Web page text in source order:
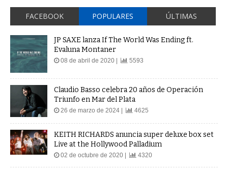
FACEBOOK POPULARES ÚLTIMAS
Evaluna Montaner
08 de abril de 2020 |
Claudio Basso celebra 20 años de Operación
Triunfo en Mar del Plata
26 de marzo de 2024 | 4625
KEITH RICHARDS anuncia super deluxe box set
Live at the Hollywood Palladium
02 de octubre de 2020 | 4320
La Ponderosa Rock and Roll